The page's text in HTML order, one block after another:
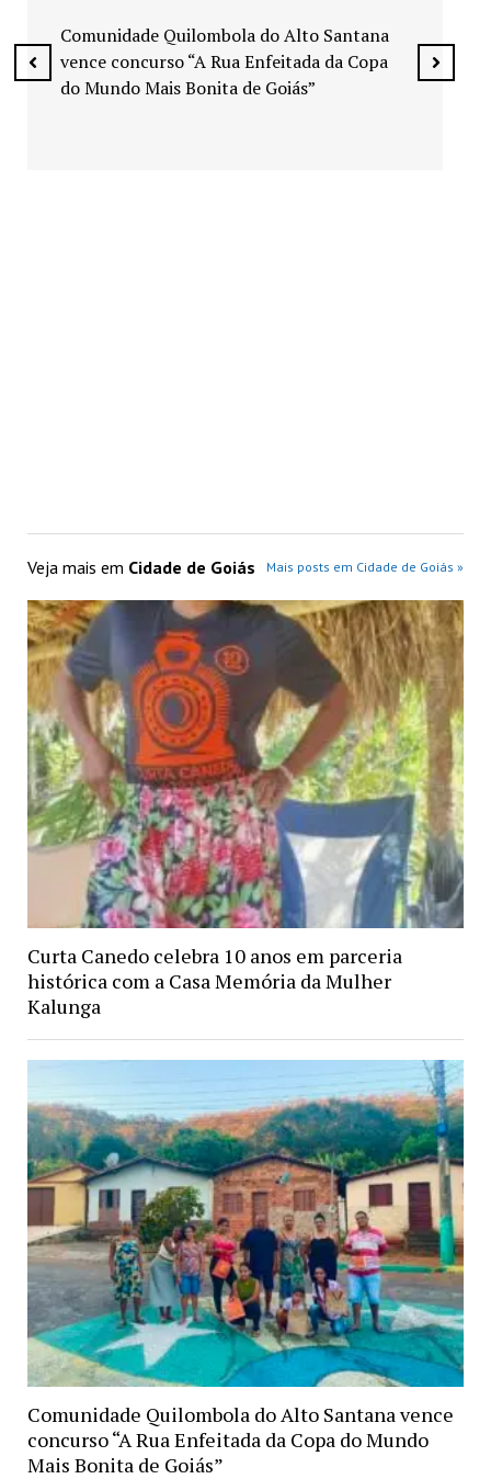
espaços públicos de Senador Canedo
Veja mais em Cidade de Goiás Mais posts em Cidade de Goiás »
Curta Canedo celebra 10 anos em parceria
histórica com a Casa Memória da Mulher
Kalunga
Comunidade Quilombola do Alto Santana vence
concurso “A Rua Enfeitada da Copa do Mundo
Mais Bonita de Goiás”